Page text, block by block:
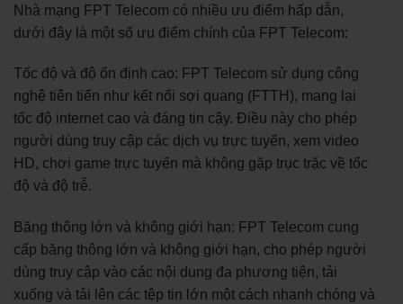
Nhà mạng FPT Telecom có nhiều ưu điểm hấp dẫn,
dưới đây là một số ưu điểm chính của FPT Telecom:
Tốc độ và độ ổn định cao: FPT Telecom sử dụng công
nghệ tiên tiến như kết nối sợi quang (FTTH), mang lại
tốc độ internet cao và đáng tin cậy. Điều này cho phép
người dùng truy cập các dịch vụ trực tuyến, xem video
HD, chơi game trực tuyến mà không gặp trục trặc về tốc
độ và độ trễ.
Băng thông lớn và không giới hạn: FPT Telecom cung
cấp băng thông lớn và không giới hạn, cho phép người
dùng truy cập vào các nội dung đa phương tiện, tải
xuống và tải lên các tệp tin lớn một cách nhanh chóng và